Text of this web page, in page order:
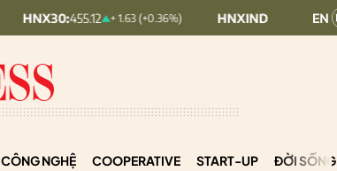
455.12 + 1.63 (+0.36%) HNXINDEX: 293.44 + 0.25 (+0.09%)
CÔNG NGHỆ COOPERATIVE START-UP ĐỜI SỐNG